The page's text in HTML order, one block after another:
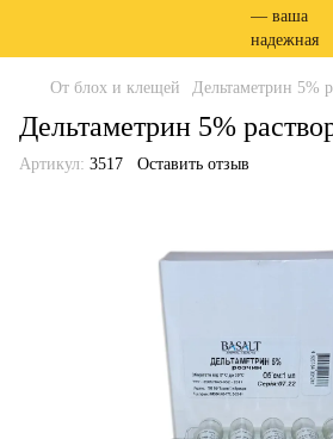
От блох и клещей Дельтаметрин 5%
Дельтаметрин 5%
Артикул: 3517 Оставить отзыв